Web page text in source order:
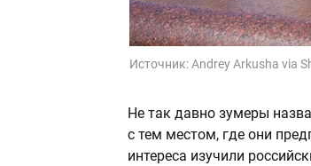
Источник:Andrey Arkusha via
Не так давно зумеры
с тем местом, где они
интереса изучили